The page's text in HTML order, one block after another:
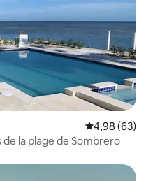
Note
4,98 (63)
la plage de Sombrero